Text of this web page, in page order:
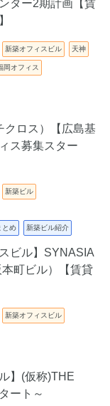
ター2期計画【賃
新築オフィスビル 天神
岡オフィス
クロス）【広島基
ス募集スター
新築ビル
とめ 新築ビル紹介
ビル】SYNASIA
町ビル）【賃貸
新築オフィスビル
】(仮称)THE
ート～